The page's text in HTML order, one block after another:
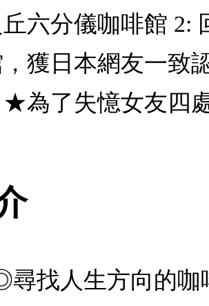
丘六分儀咖啡館 2:
獲日本網友一致
為了失憶女友四
找人生方向的咖